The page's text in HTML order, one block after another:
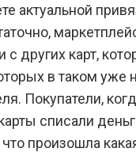
актуальной
с других карт,
в таком уже
Покупатели,
списали
произошла